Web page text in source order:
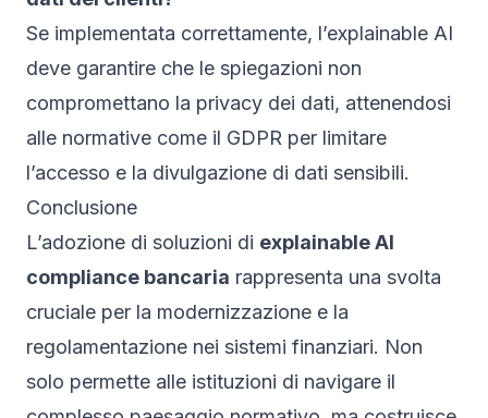
Se implementata correttamente, l’explainable AI
deve garantire che le spiegazioni non
compromettano la privacy dei dati, attenendosi
alle normative come il GDPR per limitare
l’accesso e la divulgazione di dati sensibili.
Conclusione
L’adozione di soluzioni di explainable AI
compliance bancaria rappresenta una svolta
cruciale per la modernizzazione e la
regolamentazione nei sistemi finanziari. Non
solo permette alle istituzioni di navigare il